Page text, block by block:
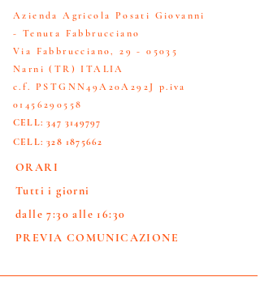
Azienda Agricola Posati Giovanni
- Tenuta Fabbrucciano
Via Fabbrucciano,29 - 05035
Narni (TR) ITALIA
c.f. PSTGNN49A20A292J p.iva
01456290558
CELL:347 3149797
CELL:328 1875662
ORARI
Tutti i giorni
dalle 7:30 alle 16:30
PREVIA COMUNICAZIONE